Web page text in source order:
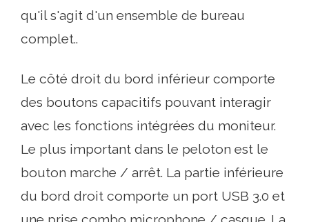
qu'il s'agit d'un ensemble de bureau
complet..
Le côté droit du bord inférieur comporte
des boutons capacitifs pouvant interagir
avec les fonctions intégrées du moniteur.
Le plus important dans le peloton est le
bouton marche / arrêt. La partie inférieure
du bord droit comporte un port USB 3.0 et